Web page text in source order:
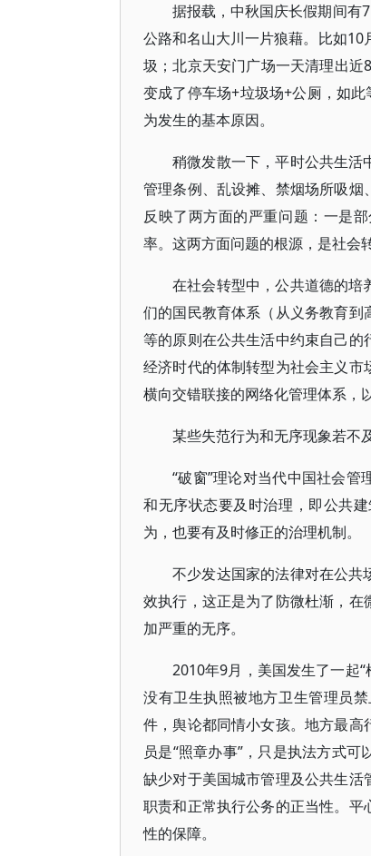
据报载，中秋国庆长假期间有
公路和名山大川一片狼藉。比如
圾；北京天安门广场一天清理出
变成了停车场+垃圾场+公厕，如
为发生的基本原因。
稍微发散一下，平时公共生
管理条例、乱设摊、禁烟场所吸烟
反映了两方面的严重问题：一是
率。这两方面问题的根源，是社会
在社会转型中，公共道德的
们的国民教育体系（从义务教育
等的原则在公共生活中约束自己
经济时代的体制转型为社会主义市
横向交错联接的网络化管理体系，
某些失范行为和无序现象若不
“破窗”理论对当代中国社会
和无序状态要及时治理，即公共
为，也要有及时修正的治理机制。
不少发达国家的法律对在公
效执行，这正是为了防微杜渐，
加严重的无序。
2010年9月，美国发生了一起
没有卫生执照被地方卫生管理员
件，舆论都同情小女孩。地方最
员是“照章办事”，只是执法方式
缺少对于美国城市管理及公共生
职责和正常执行公务的正当性。
性的保障。